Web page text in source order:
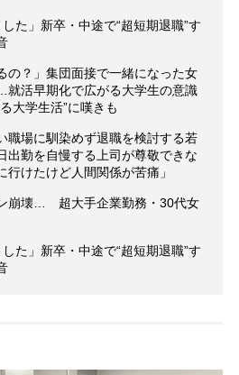
た」新卒・中途で“超短期退職”す
の？」集団面接で一緒になった女
活早期化で広がる大学生の意識
大学生活”に嘆きも
職場に馴染めず退職を検討する若
勤を自慢する上司が尊敬できな
行けたけど人間関係が苦痛」
崩壊… 超大手企業勤務・30代女
た」新卒・中途で“超短期退職”す